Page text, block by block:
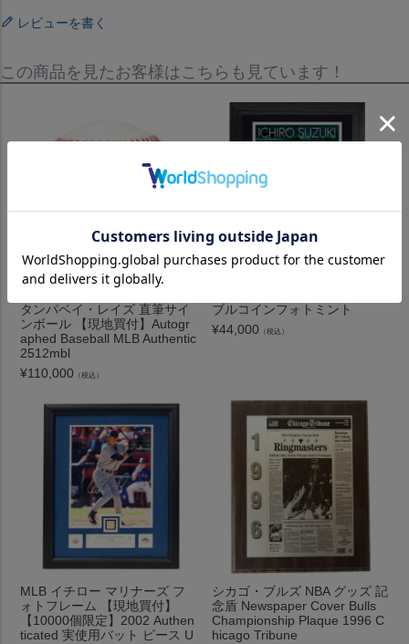
レビューを書く
この商品を見たお客様はこちらも見ています！
タンパベイ・レイズ 直筆サイ
ンボール 【現地買付】Autogr
aphed Baseball MLB Authentic
2512mbl
¥110,000 （税込）
ブルコインフォトミント
¥44,000 （税込）
MLB イチロー マリナーズ フ
ォトフレーム 【現地買付】
【10000個限定】2002 Authen
ticated 実使用バット ピース U
シカゴ・ブルズ NBA グッズ 記
念盾 Newspaper Cover Bulls
Championship Plaque 1996 C
hicago Tribune